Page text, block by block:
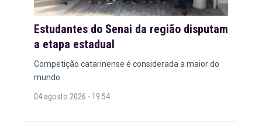
Estudantes do Senai da região disputam
a etapa estadual
Competição catarinense é considerada a maior do
mundo
04 agosto 2026 - 19:54